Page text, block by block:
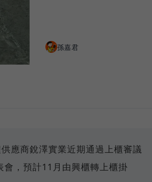
孫嘉君
應商銳澤實業近期通過上櫃審議
，預計11月由興櫃轉上櫃掛